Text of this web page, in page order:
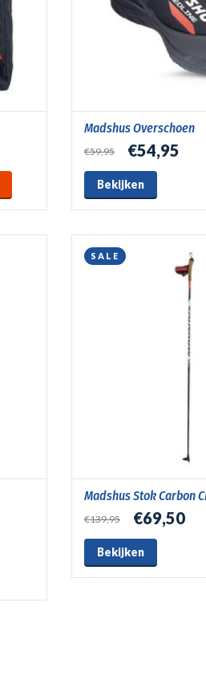
Madshus Overschoen
€59,95 €54,95
Bekijken
SALE
Madshus Stok Carbon
€139,95 €69,50
Bekijken